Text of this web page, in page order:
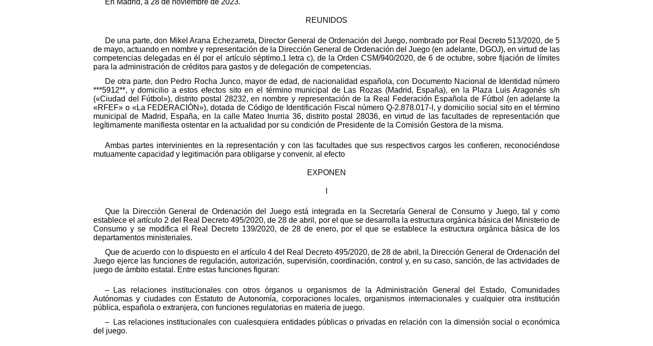
REUNIDOS
De una parte, don Mikel Arana Echezarreta, Director General de Ordenación del Juego, nombrado por Real Decreto 513/2020, de 5
de mayo, actuando en nombre y representación de la Dirección General de Ordenación del Juego (en adelante, DGOJ), en virtud de las
competencias delegadas en él por el artículo séptimo.1 letra c), de la Orden CSM/940/2020, de 6 de octubre, sobre fijación de límites
para la administración de créditos para gastos y de delegación de competencias.
De otra parte, don Pedro Rocha Junco, mayor de edad, de nacionalidad española, con Documento Nacional de Identidad número
***5912**, y domicilio a estos efectos sito en el término municipal de Las Rozas (Madrid, España), en la Plaza Luis Aragonés s/n
(«Ciudad del Fútbol»), distrito postal 28232, en nombre y representación de la Real Federación Española de Fútbol (en adelante la
«RFEF» o «La FEDERACIÓN»), dotada de Código de Identificación Fiscal número Q-2.878.017-I, y domicilio social sito en el término
municipal de Madrid, España, en la calle Mateo Inurria 36, distrito postal 28036, en virtud de las facultades de representación que
legítimamente manifiesta ostentar en la actualidad por su condición de Presidente de la Comisión Gestora de la misma.
Ambas partes intervinientes en la representación y con las facultades que sus respectivos cargos les confieren, reconociéndose
mutuamente capacidad y legitimación para obligarse y convenir, al efecto
EXPONEN
Que la Dirección General de Ordenación del Juego está integrada en la Secretaría General de Consumo y Juego, tal y como
establece el artículo 2 del Real Decreto 495/2020, de 28 de abril, por el que se desarrolla la estructura orgánica básica del Ministerio de
Consumo y se modifica el Real Decreto 139/2020, de 28 de enero, por el que se establece la estructura orgánica básica de los
departamentos ministeriales.
Que de acuerdo con lo dispuesto en el artículo 4 del Real Decreto 495/2020, de 28 de abril, la Dirección General de Ordenación del
Juego ejerce las funciones de regulación, autorización, supervisión, coordinación, control y, en su caso, sanción, de las actividades de
juego de ámbito estatal. Entre estas funciones figuran:
– Las relaciones institucionales con otros órganos u organismos de la Administración General del Estado, Comunidades
Autónomas y ciudades con Estatuto de Autonomía, corporaciones locales, organismos internacionales y cualquier otra institución
pública, española o extranjera, con funciones regulatorias en materia de juego.
– Las relaciones institucionales con cualesquiera entidades públicas o privadas en relación con la dimensión social o económica
del juego.